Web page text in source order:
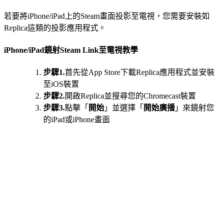
若要將iPhone/iPad上的Steam畫面投影至電視，您需要安裝如
Replica這類的投影應用程式。
iPhone/iPad鏡射Steam Link至電視教學
步驟1.首先從App Store下載Replica應用程式並安裝
至iOS裝置
步驟2.開啟Replica並搜尋您的Chromecast裝置
步驟3.點擊「 開始 」並選擇「 開始廣播 」來鏡射您
的iPad或iPhone畫面